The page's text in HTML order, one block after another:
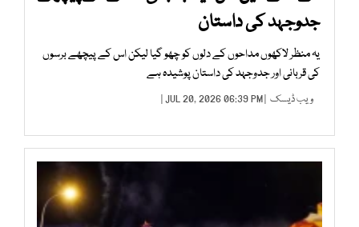
جدوجہد کی داستان
یہ منظر لاکھوں مداحوں کے دلوں کو چھو گیا لیکن اس کے پیچھے برسوں
کی قربانی اور جدوجہد کی داستان پوشیدہ ہے
ویب ڈیسک | JUL 20, 2026 06:39 PM |